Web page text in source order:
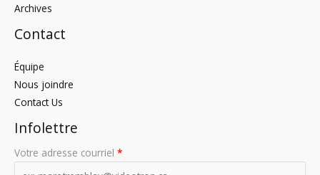
Archives
Contact
Équipe
Nous joindre
Contact Us
Infolettre
Votre adresse courriel *